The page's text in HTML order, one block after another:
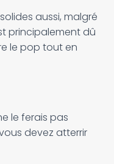
aussi, malgré
principalement dû
le pop tout en
le ferais pas
devez atterrir